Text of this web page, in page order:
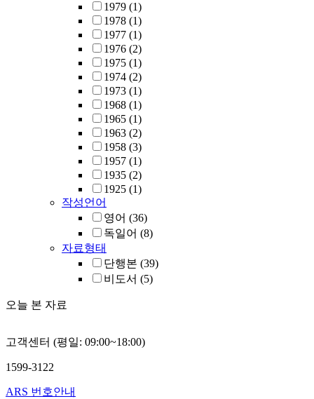
1979 (1)
1978 (1)
1977 (1)
1976 (2)
1975 (1)
1974 (2)
1973 (1)
1968 (1)
1965 (1)
1963 (2)
1958 (3)
1957 (1)
1935 (2)
1925 (1)
작성언어
영어 (36)
독일어 (8)
자료형태
단행본 (39)
비도서 (5)
오늘 본 자료
고객센터 (평일: 09:00~18:00)
1599-3122
ARS 번호안내